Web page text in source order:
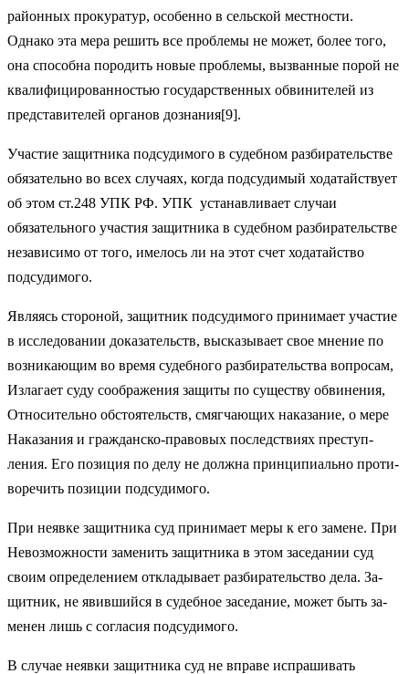
районных прокуратур, особенно в сельской местности.
Однако эта мера решить все проблемы не может, более того,
она способна породить новые проблемы, вызванные порой не
квалифицированностью государственных об­винителей из
представителей органов дознания[9].
Участие защитника подсудимого в судебном разбиратель­стве
обязательно во всех случаях, когда подсудимый хода­тайствует
об этом ст.248 УПК РФ. УПК устанавливает случаи
обязательного участия защитника в судебном разбирательстве
независимо от того, имелось ли на этот счет ходатайство
подсудимого.
Являясь стороной, защитник подсудимого принимает уча­стие
в исследовании доказательств, высказывает свое мнение по
возникающим во время судебного разбирательства вопро­сам,
Излагает суду соображения защиты по существу обвине­ния,
Относительно обстоятельств, смягчающих наказание, о мере
Наказания и гражданско-правовых последствиях преступ­
ления. Его позиция по делу не должна принципиально проти­
воречить позиции подсудимого.
При неявке защитника суд принимает меры к его замене. При
Невозможности заменить защитника в этом заседании суд
своим определением откладывает разбирательство дела. За­
щитник, не явившийся в судебное заседание, может быть за­
менен лишь с согласия подсудимого.
В случае неявки защитника суд не вправе испрашивать